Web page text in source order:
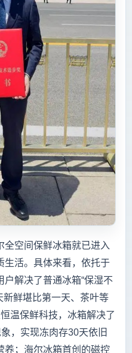
空间保鲜冰箱就已进入
生活。具体来看，依托于
解决了普通冰箱“保湿不
新鲜堪比第一天、茶叶等
温保鲜科技，冰箱解决了
，实现冻肉存30天依旧
养；海尔冰箱首创的磁控